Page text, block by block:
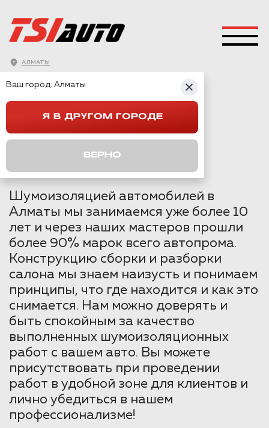
АЛМАТЫ
ШУМОИЗОЛЯЦИЯ АРОК KIA CEED В АЛМАТЫ
Шумоизоляцией автомобилей в
Алматы мы занимаемся уже более 10
лет и через наших мастеров прошли
более 90% марок всего автопрома.
Конструкцию сборки и разборки
салона мы знаем наизусть и понимаем
принципы, что где находится и как это
снимается. Нам можно доверять и
быть спокойным за качество
выполненных шумоизоляционных
работ с вашем авто. Вы можете
присутствовать при проведении
работ в удобной зоне для клиентов и
лично убедиться в нашем
профессионализме!
Ваш город: Алматы
Я В ДРУГОМ ГОРОДЕ
ВЕРНО